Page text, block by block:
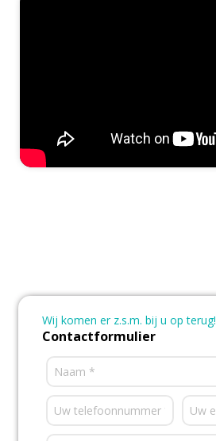
Wij komen er z.s.m. bij u op terug!
Contactformulier